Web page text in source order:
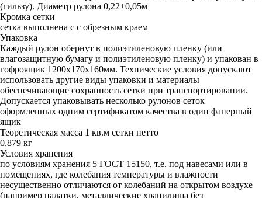
(гильзу). Диаметр рулона 0,22±0,05м
Кромка сетки
сетка выполнена с с обрезным краем
Упаковка
Каждый рулон обернут в полиэтиленовую пленку (или
влагозащитную бумагу и полиэтиленовую пленку) и упакован в
гофроящик 1200х170х160мм. Технические условия допускают
использовать другие виды упаковки и материалы
обеспечивающие сохранность сетки при транспортировании.
Допускается упаковывать несколько рулонов сеток
оформленных одним сертификатом качества в один фанерный
ящик
Теоретическая масса 1 кв.м сетки нетто
0,879 кг
Условия хранения
по условиям хранения 5 ГОСТ 15150, т.е. под навесами или в
помещениях, где колебания температуры и влажности
несущественно отличаются от колебаний на открытом воздухе
(например палатки, металлические хранилища без